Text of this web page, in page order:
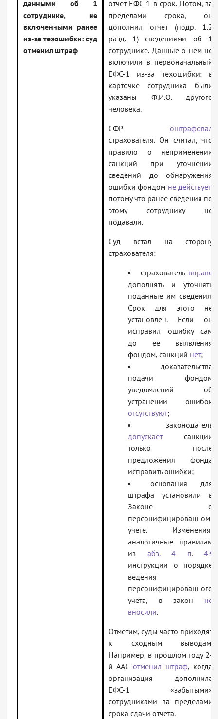
данными об 1
сотруднике, не
включенными ранее
из-за техошибки: суд
отменил штраф
отчет ЕФС-1 в срок. Потом, за
пределами срока, он
дополнил отчет (подр. 1.2
разд. 1) сведениями об 1
сотруднике. Данные о нем не
включили в первоначальный
ЕФС-1 из-за техошибки: в
карточке сотрудника были
указаны Ф.И.О. другого
человека.
СФР оштрафовал
страхователя. Он считал, что
правило о неприменении
санкций при уточнении
сведений до обнаружения
ошибки фондом не действует
потому что ранее сведения по
этому сотруднику не
подавали.
Суд встал на сторону
страхователя:
страхователь вправе
дополнять и уточнять
поданные им сведения.
Срок для этого не
установлен. Если он
исправил ошибку сам
до ее выявления
фондом, санкций нет;
доказательства
подачи фондом
уведомлений об
устранении ошибок
отсутствуют;
законодатель
допускаетсанкции
только после
предложения фонда
исправить ошибки;
основания для
штрафа установили в
Законе о
персонифицированном
учете. Изменения,
аналогичные правилам
из абз. 4 п. 43
инструкции о порядке
ведения
персонифицированного
учета, в закон не
вносили.
Отметим, суды часто приходят
к сходным выводам.
Например, в прошлом году 2-
й ААС отменил штраф, когда
организация дополнила
ЕФС-1 «забытыми»
сотрудниками за пределами
срока сдачи отчета.